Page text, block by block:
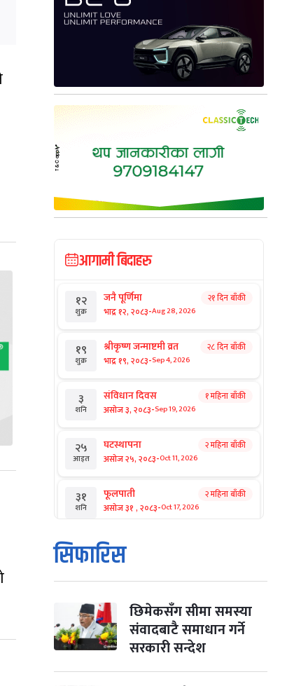
आगामी बिदाहरु
१२
शुक्र
जनै पूर्णिमा
भाद्र १२, २०८३-Aug 28, 2026
२१ दिन बाँकी
१९
शुक्र
श्रीकृष्ण जन्माष्टमी व्रत
भाद्र १९, २०८३-Sep 4, 2026
२८ दिन बाँकी
३
शनि
संविधान दिवस
असोज ३, २०८३-Sep 19, 2026
१ महिना बाँकी
२५
आइत
घटस्थापना
असोज २५, २०८३-Oct 11, 2026
२ महिना बाँकी
३१
शनि
फूलपाती
असोज ३१ , २०८३-Oct 17, 2026
२ महिना बाँकी
१
आइत
कार्तिक सङ्क्रान्ति
कार्तिक १, २०८३
मंगल कार्तिक ३, २०८३-Oct 20, 2026
४ विजयादशमी
कार्तिक ४, २०८३- Oct 21, 2026
२ महिना बाँकी
सिफारिस
छिमेकसँग सीमा समस्या
संवादबाटै समाधान गर्ने
सरकारी सन्देश